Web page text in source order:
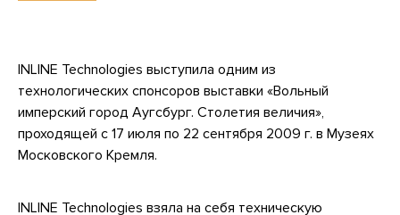
INLINE Technologies выступила одним из
технологических спонсоров выставки «Вольный
имперский город Аугсбург. Столетия величия»,
проходящей с 17 июля по 22 сентября 2009 г. в Музеях
Московского Кремля.
INLINE Technologies взяла на себя техническую